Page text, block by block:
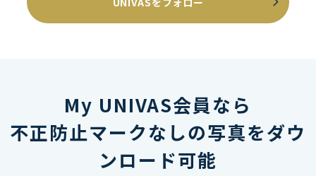
My UNIVAS会員なら
不正防止マークなしの写真をダウ
ンロード可能